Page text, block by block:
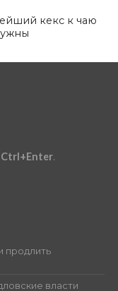
кекс к чаю
Ctrl+Enter.
продлить
власти